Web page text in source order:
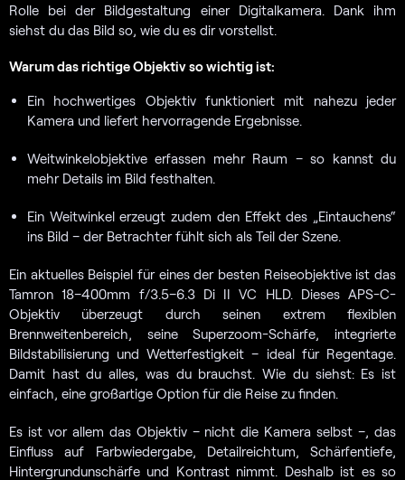
Rolle bei der Bildgestaltung einer Digitalkamera. Dank ihm
siehst du das Bild so, wie du es dir vorstellst.
Warum das richtige Objektiv so wichtig ist:
Ein hochwertiges Objektiv funktioniert mit nahezu jeder
Kamera und liefert hervorragende Ergebnisse.
Weitwinkelobjektive erfassen mehr Raum – so kannst du
mehr Details im Bild festhalten.
Ein Weitwinkel erzeugt zudem den Effekt des „Eintauchens“
ins Bild – der Betrachter fühlt sich als Teil der Szene.
Ein aktuelles Beispiel für eines der besten Reiseobjektive ist das
Tamron 18–400mm f/3.5–6.3 Di II VC HLD. Dieses APS-C-
Objektiv überzeugt durch seinen extrem flexiblen
Brennweitenbereich, seine Superzoom-Schärfe, integrierte
Bildstabilisierung und Wetterfestigkeit – ideal für Regentage.
Damit hast du alles, was du brauchst. Wie du siehst: Es ist
einfach, eine großartige Option für die Reise zu finden.
Es ist vor allem das Objektiv – nicht die Kamera selbst –, das
Einfluss auf Farbwiedergabe, Detailreichtum, Schärfentiefe,
Hintergrundunschärfe und Kontrast nimmt. Deshalb ist es so